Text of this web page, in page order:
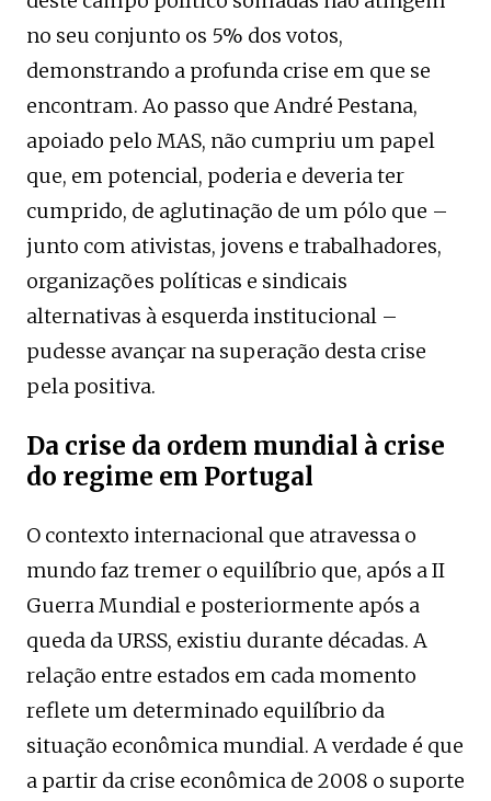
no seu conjunto os 5% dos votos,
demonstrando a profunda crise em que se
encontram. Ao passo que André Pestana,
apoiado pelo MAS, não cumpriu um papel
que, em potencial, poderia e deveria ter
cumprido, de aglutinação de um pólo que –
junto com ativistas, jovens e trabalhadores,
organizações políticas e sindicais
alternativas à esquerda institucional –
pudesse avançar na superação desta crise
pela positiva.
Da crise da ordem mundial à crise
do regime em Portugal
O contexto internacional que atravessa o
mundo faz tremer o equilíbrio que, após a II
Guerra Mundial e posteriormente após a
queda da URSS, existiu durante décadas. A
relação entre estados em cada momento
reflete um determinado equilíbrio da
situação econômica mundial. A verdade é que
a partir da crise econômica de 2008 o suporte